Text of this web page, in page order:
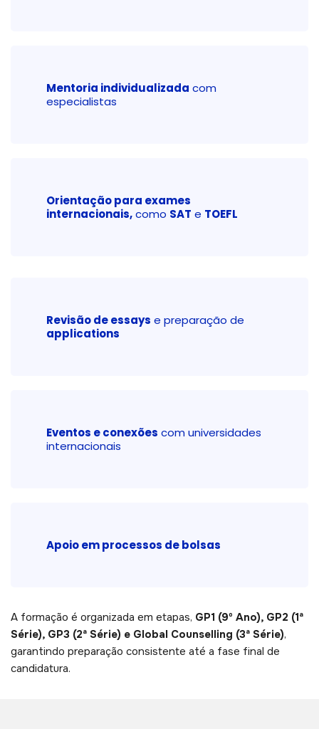
Mentoria individualizada com
especialistas
Orientação para exames
internacionais,como SAT e TOEFL
Revisão de essays e preparação de
applications
Eventos e conexões com universidades
internacionais
Apoio em processos de bolsas
A formação é organizada em etapas, GP1 (9º Ano), GP2 (1ª
Série), GP3 (2ª Série) e Global Counselling (3ª Série),
garantindo preparação consistente até a fase final de
candidatura.